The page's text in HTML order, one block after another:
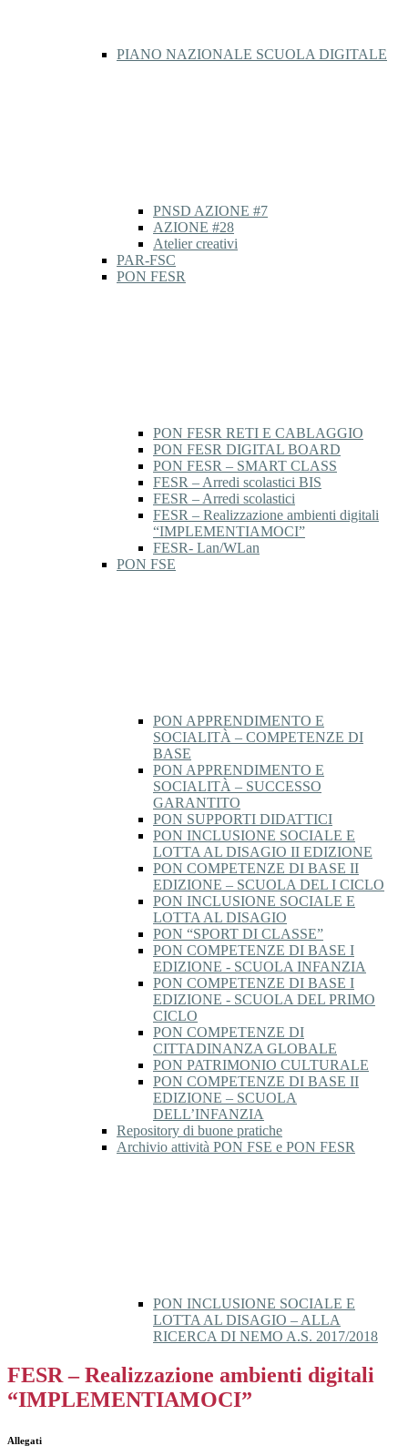
PIANO NAZIONALE SCUOLA DIGITALE
PNSD AZIONE #7
AZIONE #28
Atelier creativi
PAR-FSC
PON FESR
PON FESR RETI E CABLAGGIO
PON FESR DIGITAL BOARD
PON FESR – SMART CLASS
FESR – Arredi scolastici BIS
FESR – Arredi scolastici
FESR – Realizzazione ambienti digitali
“IMPLEMENTIAMOCI”
FESR- Lan/WLan
PON FSE
PON APPRENDIMENTO E
SOCIALITÀ – COMPETENZE DI
BASE
PON APPRENDIMENTO E
SOCIALITÀ – SUCCESSO
GARANTITO
PON SUPPORTI DIDATTICI
PON INCLUSIONE SOCIALE E
LOTTA AL DISAGIO II EDIZIONE
PON COMPETENZE DI BASE II
EDIZIONE – SCUOLA DEL I CICLO
PON INCLUSIONE SOCIALE E
LOTTA AL DISAGIO
PON “SPORT DI CLASSE”
PON COMPETENZE DI BASE I
EDIZIONE - SCUOLA INFANZIA
PON COMPETENZE DI BASE I
EDIZIONE - SCUOLA DEL PRIMO
CICLO
PON COMPETENZE DI
CITTADINANZA GLOBALE
PON PATRIMONIO CULTURALE
PON COMPETENZE DI BASE II
EDIZIONE – SCUOLA
DELL’INFANZIA
Repository di buone pratiche
Archivio attività PON FSE e PON FESR
PON INCLUSIONE SOCIALE E
LOTTA AL DISAGIO – ALLA
RICERCA DI NEMO A.S. 2017/2018
FESR – Realizzazione ambienti digitali
“IMPLEMENTIAMOCI”
Allegati